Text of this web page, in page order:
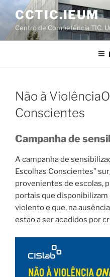
Saltar
conteúdo
CCTIC.IEUM
Centro de Competência TIC.
Não à
Conscientes
Campanha de
A campanha de
Escolhas Conscientes”
provenientes de escolas,
portais que
violento e que, na
estão a ser acedidos por